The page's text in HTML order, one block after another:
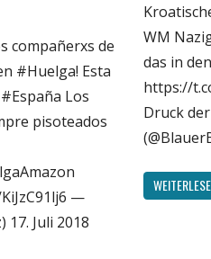
compañerxs de
#Huelga! Esta
Los
pisoteados
—
17. Juli 2018
Politik
Sport
WM
das in
https://
Druck